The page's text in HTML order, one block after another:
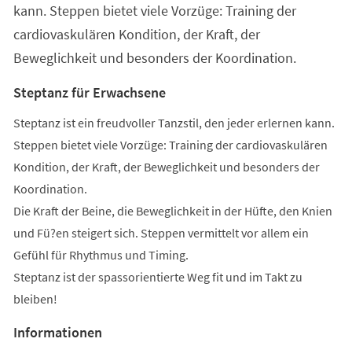
kann. Steppen bietet viele Vorzüge: Training der
cardiovaskulären Kondition, der Kraft, der
Beweglichkeit und besonders der Koordination.
Steptanz für Erwachsene
Steptanz ist ein freudvoller Tanzstil, den jeder erlernen kann.
Steppen bietet viele Vorzüge: Training der cardiovaskulären
Kondition, der Kraft, der Beweglichkeit und besonders der
Koordination.
Die Kraft der Beine, die Beweglichkeit in der Hüfte, den Knien
und Fü?en steigert sich. Steppen vermittelt vor allem ein
Gefühl für Rhythmus und Timing.
Steptanz ist der spassorientierte Weg fit und im Takt zu
bleiben!
Informationen